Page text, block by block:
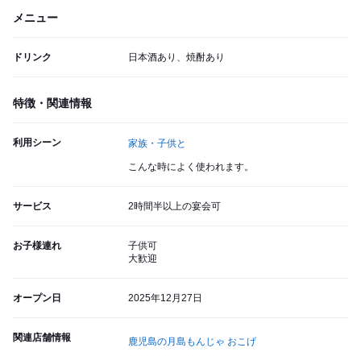
メニュー
ドリンク 日本酒あり、焼酎あり
特徴・関連情報
利用シーン 家族・子供と
こんな時によく使われます。
サービス 2時間半以上の宴会可
お子様連れ
子供可
大歓迎
オープン日 2025年12月27日
関連店舗情報
鹿児島の月島もんじゃ おこげ